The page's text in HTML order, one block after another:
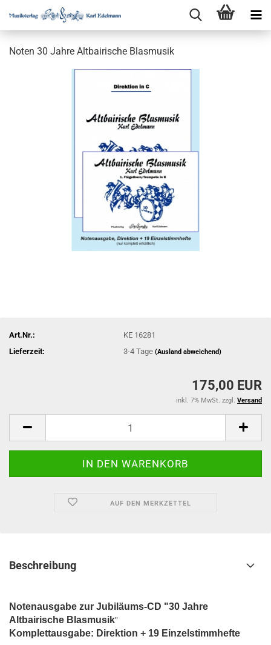
Noten 30 Jahre Altbairische Blasmusik
Art.Nr.:
KE 16281
Lieferzeit:
3-4 Tage(Ausland abweichend)
175,00 EUR
inkl. 7% MwSt. zzgl. Versand
AUF DEN MERKZETTEL
Beschreibung
Notenausgabe zur Jubiläums-CD "30 Jahre
Altbairische Blasmusik"
Komplettausgabe: Direktion + 19 Einzelstimmhefte